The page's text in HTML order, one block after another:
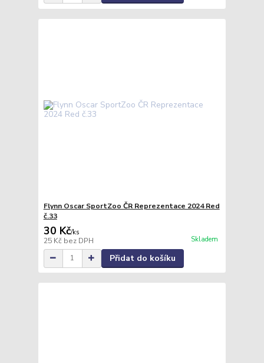
Flynn Oscar SportZoo ČR Reprezentace 2024 Red
č.33
30 Kč/ks
25 Kč bez DPH Skladem
Přidat do košíku